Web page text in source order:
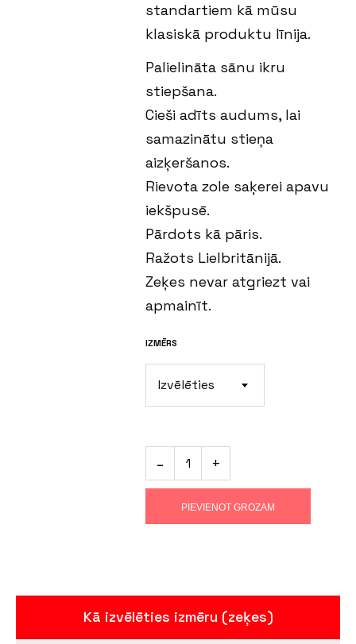
standartiem kā mūsu
klasiskā produktu līnija.
Palielināta sānu ikru
stiepšana.
Cieši adīts audums, lai
samazinātu stieņa
aizķeršanos.
Rievota zole saķerei apavu
iekšpusē.
Pārdots kā pāris.
Ražots Lielbritānijā.
Zeķes nevar atgriezt vai
apmainīt.
IZMĒRS
Izvēlēties
PIEVIENOT GROZAM
Kā izvēlēties izmēru (zeķes)